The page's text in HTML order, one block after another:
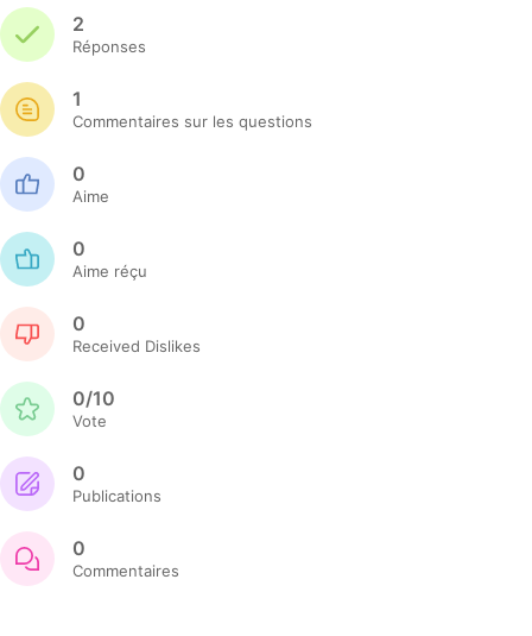
2
Réponses
1
Commentaires sur les questions
0
Aime
0
Aime réçu
0
Received Dislikes
0/10
Vote
0
Publications
0
Commentaires